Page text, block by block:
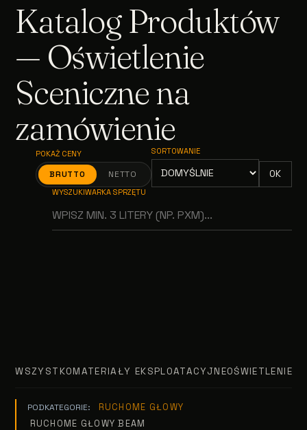
Katalog Produktów
— Oświetlenie
Sceniczne na
zamówienie
POKAŻ CENY
BRUTTO NETTO
SORTOWANIE
OK
WYSZUKIWARKA SPRZĘTU
WSZYSTKOMATERIAŁY EKSPLOATACYJNEOŚWIETLENIE
PODKATEGORIE:
RUCHOME GŁOWY
RUCHOME GŁOWY BEAM